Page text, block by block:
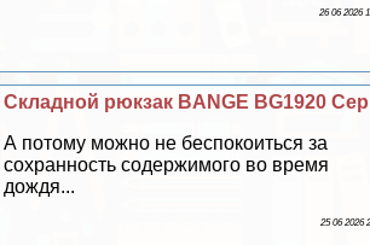
26 06 2026
Складной рюкзак BANGE BG1920
А потому можно не беспокоиться за
сохранность содержимого во время
дождя...
25 06 2026